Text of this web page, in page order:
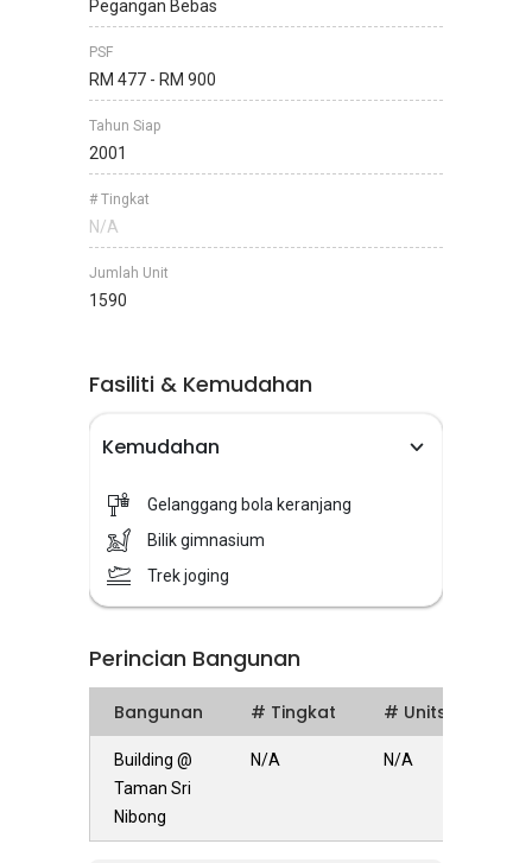
Pegangan Bebas
PSF
RM 477 - RM 900
Tahun Siap
2001
# Tingkat
N/A
Jumlah Unit
1590
Fasiliti & Kemudahan
Kemudahan
Gelanggang bola keranjang
Bilik gimnasium
Trek joging
Perincian Bangunan
Bangunan # Tingkat # Units
Building @
Taman Sri
Nibong
N/A N/A